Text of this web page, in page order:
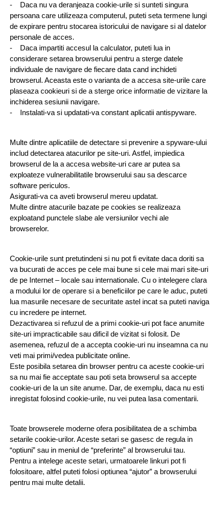
-    Daca nu va deranjeaza cookie-urile si sunteti singura
persoana care utilizeaza computerul, puteti seta termene lungi
de expirare pentru stocarea istoricului de navigare si al datelor
personale de acces.
-    Daca impartiti accesul la calculator, puteti lua in
considerare setarea browserului pentru a sterge datele
individuale de navigare de fiecare data cand inchideti
browserul. Aceasta este o varianta de a accesa site-urile care
plaseaza cookieuri si de a sterge orice informatie de vizitare la
inchiderea sesiunii navigare.
-    Instalati-va si updatati-va constant aplicatii antispyware.
Multe dintre aplicatiile de detectare si prevenire a spyware-ului
includ detectarea atacurilor pe site-uri. Astfel, impiedica
browserul de la a accesa website-uri care ar putea sa
exploateze vulnerabilitatile browserului sau sa descarce
software periculos.
Asigurati-va ca aveti browserul mereu updatat.
Multe dintre atacurile bazate pe cookies se realizeaza
exploatand punctele slabe ale versiunilor vechi ale
browserelor.
Cookie-urile sunt pretutindeni si nu pot fi evitate daca doriti sa
va bucurati de acces pe cele mai bune si cele mai mari site-uri
de pe Internet – locale sau internationale. Cu o intelegere clara
a modului lor de operare si a beneficiilor pe care le aduc, puteti
lua masurile necesare de securitate astel incat sa puteti naviga
cu incredere pe internet.
Dezactivarea si refuzul de a primi cookie-uri pot face anumite
site-uri impracticabile sau dificil de vizitat si folosit. De
asemenea, refuzul de a accepta cookie-uri nu inseamna ca nu
veti mai primi/vedea publicitate online.
Este posibila setarea din browser pentru ca aceste cookie-uri
sa nu mai fie acceptate sau poti seta browserul sa accepte
cookie-uri de la un site anume. Dar, de exemplu, daca nu esti
inregistat folosind cookie-urile, nu vei putea lasa comentarii.
Toate browserele moderne ofera posibilitatea de a schimba
setarile cookie-urilor. Aceste setari se gasesc de regula in
“optiuni” sau in meniul de “preferinte” al browserului tau.
Pentru a intelege aceste setari, urmatoarele linkuri pot fi
folositoare, altfel puteti folosi optiunea “ajutor” a browserului
pentru mai multe detalii.